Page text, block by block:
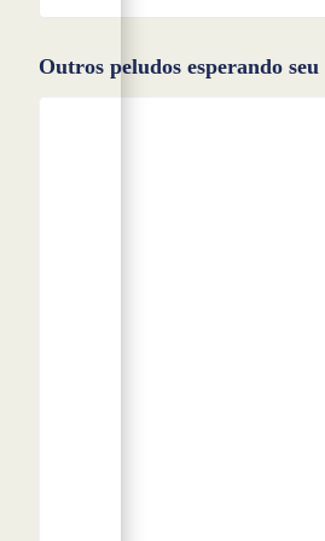
Outros peludos esperando